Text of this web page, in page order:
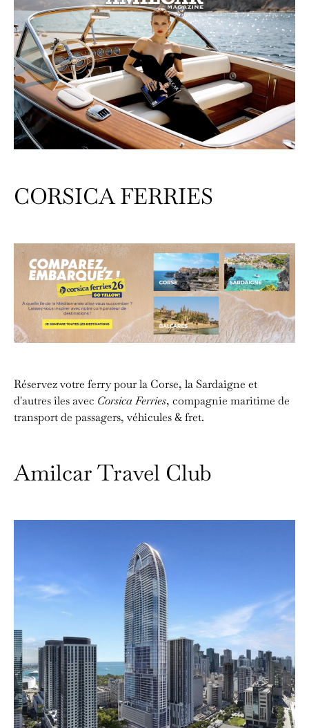
CORSICA FERRIES
Réservez votre ferry pour la Corse, la Sardaigne et
d'autres îles avec Corsica Ferries, compagnie maritime de
transport de passagers, véhicules & fret.
Amilcar Travel Club